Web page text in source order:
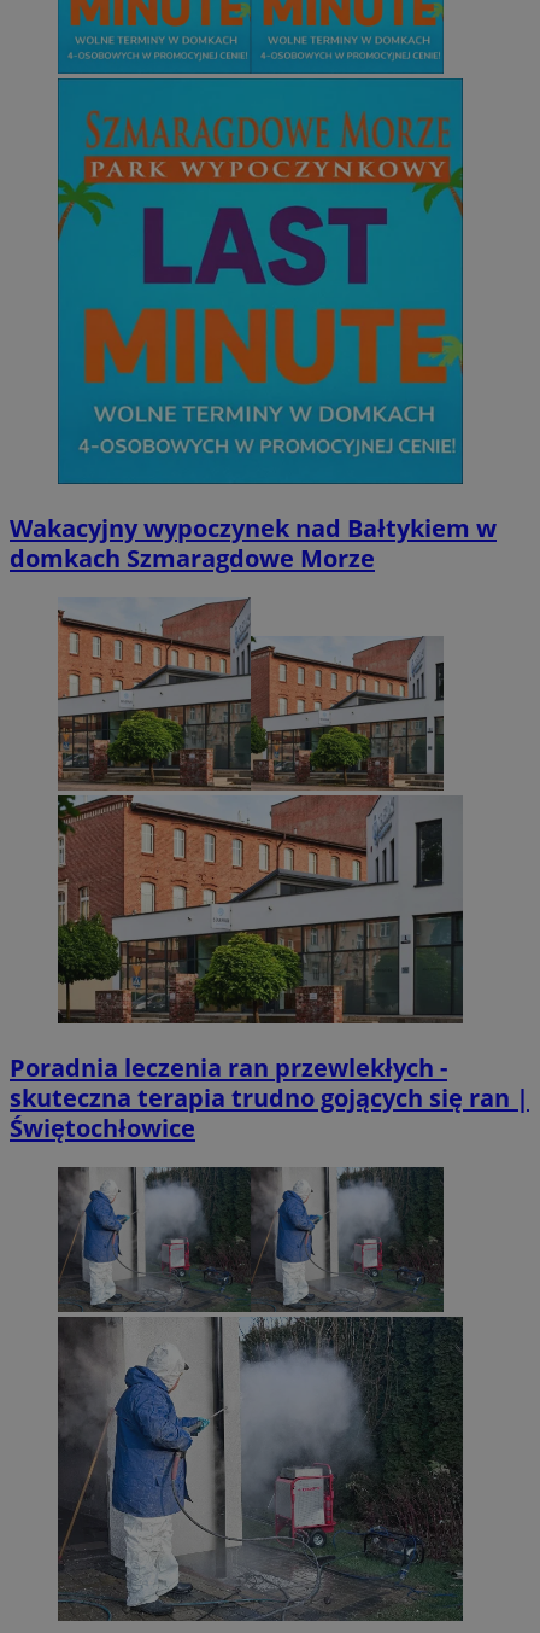
Wakacyjny wypoczynek nad Bałtykiem w
domkach Szmaragdowe Morze
Poradnia leczenia ran przewlekłych -
skuteczna terapia trudno gojących się ran |
Świętochłowice